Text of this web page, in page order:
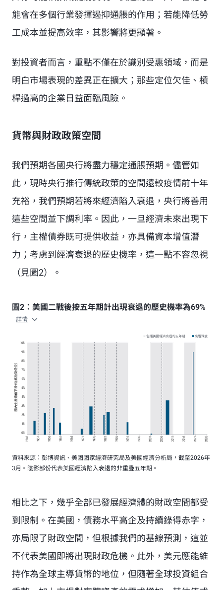
能會在多個行業發揮遏抑通脹的作用；若能降低勞
工成本並提高效率，其影響將更顯著。
對投資者而言，重點不僅在於識別受惠領域，而是
明白市場表現的差異正在擴大；那些定位欠佳、槓
桿過高的企業日益面臨風險。
貨幣與財政政策空間
我們預期各國央行將盡力穩定通脹預期。儘管如
此，現時央行推行傳統政策的空間遠較疫情前十年
充裕，我們預期若將來經濟陷入衰退，央行將善用
這些空間並下調利率。因此，一旦經濟未來出現下
行，主權債券既可提供收益，亦具備資本增值潛
力；考慮到經濟衰退的歷史機率，這一點不容忽視
（見圖2）。
圖2：美國二戰後按五年期計出現衰退的歷史機率為69%
詳情
資料來源：彭博資訊、美國國家經濟研究局及美國經濟分析局，截至2026年
3月。陰影部份代表美國經濟陷入衰退的非重疊五年期。
相比之下，幾乎全部已發展經濟體的財政空間都受
到限制。在美國，債務水平高企及持續錄得赤字，
亦局限了財政空間，但根據我們的基線預測，這並
不代表美國即將出現財政危機。此外，美元應能維
持作為全球主導貨幣的地位，但隨著全球投資組合